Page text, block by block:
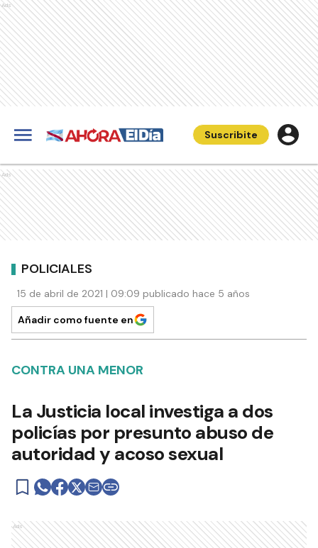
Ads
Suscribite
Ads
POLICIALES
15 de abril de 2021 | 09:09 publicado hace 5 años
Añadir como fuente en
CONTRA UNA MENOR
La Justicia local investiga a dos
policías por presunto abuso de
autoridad y acoso sexual
Ads